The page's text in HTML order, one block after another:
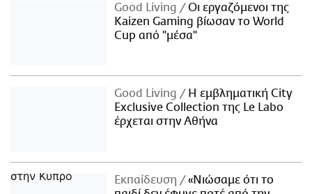
Good Living
Οι εργαζόμενοι της
Kaizen Gaming βίωσαν το World
Cup από "μέσα"
Good Living
Η εμβληματική City
Exclusive Collection της Le Labo
έρχεται στην Αθήνα
Εκπαίδευση
«Νιώσαμε ότι το